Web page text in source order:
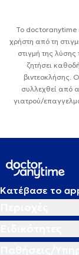
Το doctoranytime
χρήστη από τη
στιγμή της λύσης
ζητήσει
βιντεοκλήσης.
συλλεχθεί από
γιατρού/
Κατέβασε το